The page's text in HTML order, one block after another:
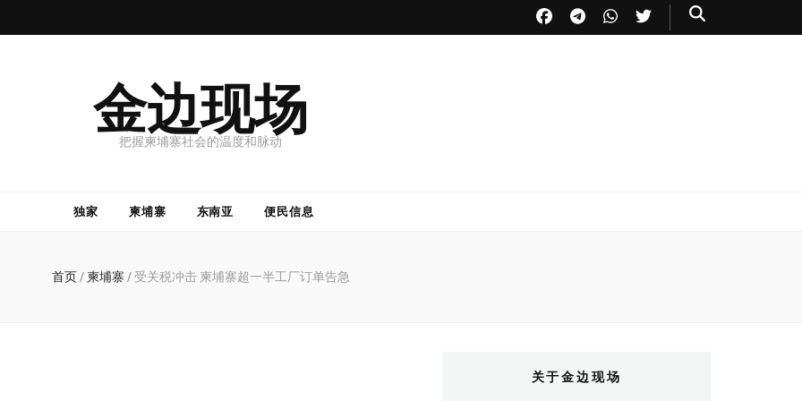
金边现场
把握柬埔寨社会的温度和脉动
独家 柬埔寨 东南亚 便民信息
首页/ 柬埔寨 / 受关税冲击 柬埔寨超一半工厂订单告急
关于金边现场